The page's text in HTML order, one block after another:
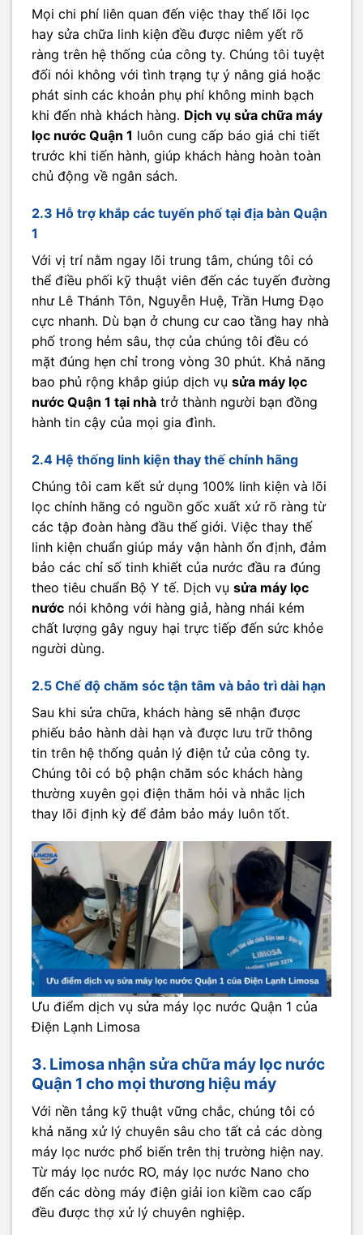
Mọi chi phí liên quan đến việc thay thế lõi lọc
hay sửa chữa linh kiện đều được niêm yết rõ
ràng trên hệ thống của công ty. Chúng tôi tuyệt
đối nói không với tình trạng tự ý nâng giá hoặc
phát sinh các khoản phụ phí không minh bạch
khi đến nhà khách hàng. Dịch vụ sửa chữa máy
lọc nước Quận 1 luôn cung cấp báo giá chi tiết
trước khi tiến hành, giúp khách hàng hoàn toàn
chủ động về ngân sách.
2.3 Hỗ trợ khắp các tuyến phố tại địa bàn Quận
1
Với vị trí nằm ngay lõi trung tâm, chúng tôi có
thể điều phối kỹ thuật viên đến các tuyến đường
như Lê Thánh Tôn, Nguyễn Huệ, Trần Hưng Đạo
cực nhanh. Dù bạn ở chung cư cao tầng hay nhà
phố trong hẻm sâu, thợ của chúng tôi đều có
mặt đúng hẹn chỉ trong vòng 30 phút. Khả năng
bao phủ rộng khắp giúp dịch vụ sửa máy lọc
nước Quận 1 tại nhà trở thành người bạn đồng
hành tin cậy của mọi gia đình.
2.4 Hệ thống linh kiện thay thế chính hãng
Chúng tôi cam kết sử dụng 100% linh kiện và lõi
lọc chính hãng có nguồn gốc xuất xứ rõ ràng từ
các tập đoàn hàng đầu thế giới. Việc thay thế
linh kiện chuẩn giúp máy vận hành ổn định, đảm
bảo các chỉ số tinh khiết của nước đầu ra đúng
theo tiêu chuẩn Bộ Y tế. Dịch vụ sửa máy lọc
nước nói không với hàng giả, hàng nhái kém
chất lượng gây nguy hại trực tiếp đến sức khỏe
người dùng.
2.5 Chế độ chăm sóc tận tâm và bảo trì dài hạn
Sau khi sửa chữa, khách hàng sẽ nhận được
phiếu bảo hành dài hạn và được lưu trữ thông
tin trên hệ thống quản lý điện tử của công ty.
Chúng tôi có bộ phận chăm sóc khách hàng
thường xuyên gọi điện thăm hỏi và nhắc lịch
thay lõi định kỳ để đảm bảo máy luôn tốt.
Ưu điểm dịch vụ sửa máy lọc nước Quận 1 của
Điện Lạnh Limosa
3. Limosa nhận sửa chữa máy lọc nước
Quận 1 cho mọi thương hiệu máy
Với nền tảng kỹ thuật vững chắc, chúng tôi có
khả năng xử lý chuyên sâu cho tất cả các dòng
máy lọc nước phổ biến trên thị trường hiện nay.
Từ máy lọc nước RO, máy lọc nước Nano cho
đến các dòng máy điện giải ion kiềm cao cấp
đều được thợ xử lý chuyên nghiệp.